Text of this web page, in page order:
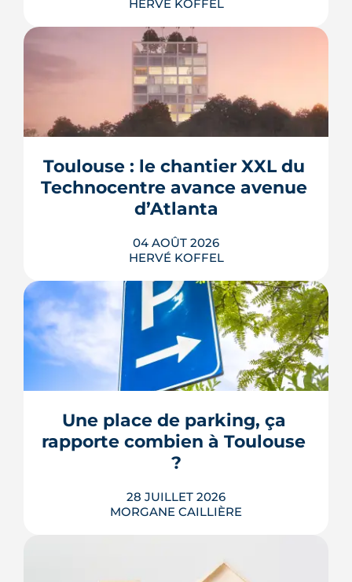
HERVÉ KOFFEL
La troisième et dernière phase de
l'écoquartier Andromède doit livrer
près de 1 700 logements à partir de
protégé, la cisticole des joncs, contraint
fortement le plan d'aménagement et
repousse un calendrier déjà tendu.
LIRE L'ARTICLE
Toulouse : le chantier XXL du
Technocentre avance avenue
d’Atlanta
04 AOÛT 2026
HERVÉ KOFFEL
Avenue d'Atlanta, à la Roseraie, un
chantier de six hectares réorganise les
coulisses techniques de Toulouse
Métropole. Derrière les buttes de terre
déménagement de services, plusieurs
chiffrages officiels et un bras de fer
environnemental.
LIRE L'ARTICLE
Une place de parking, ça
rapporte combien à Toulouse
?
28 JUILLET 2026
MORGANE CAILLIÈRE